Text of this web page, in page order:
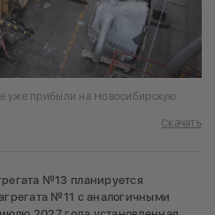
уже прибыли на Новосибирскую
Скачать
№13 планируется
№11 с аналогичными